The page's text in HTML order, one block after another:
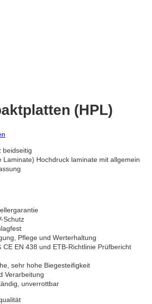
(HPL)
beidseitig
Laminate) Hochdruck laminate mit allgemein
Schutz
Pflege und Werterhaltung
CE EN 438 und ETB-Richtlinie Prüfbericht
sehr hohe Biegesteifigkeit
Verarbeitung
unverrottbar